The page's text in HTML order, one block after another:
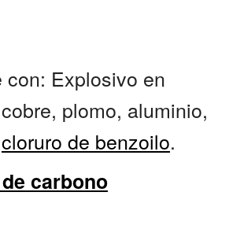
con: Explosivo en
plomo, aluminio,
cloruro de benzoilo.
carbono